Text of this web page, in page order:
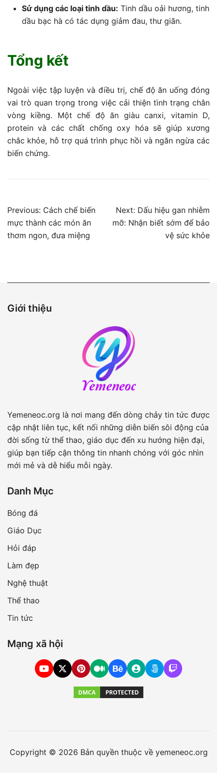
Sử dụng các loại tinh dầu: Tinh dầu oải hương, tinh
dầu bạc hà có tác dụng giảm đau, thư giãn.
Tổng kết
Ngoài việc tập luyện và điều trị, chế độ ăn uống đóng
vai trò quan trọng trong việc cải thiện tình trạng chân
vòng kiềng. Một chế độ ăn giàu canxi, vitamin D,
protein và các chất chống oxy hóa sẽ giúp xương
chắc khỏe, hỗ trợ quá trình phục hồi và ngăn ngừa các
biến chứng.
Điều
hướng
Previous: Cách chế biến
mực thành các món ăn
thơm ngon, đưa miệng
Next: Dấu hiệu gan nhiễm
mỡ: Nhận biết sớm để bảo
vệ sức khỏe
Giới thiệu
Yemeneoc.org là nơi mang đến dòng chảy tin tức được
cập nhật liên tục, kết nối những diễn biến sôi động của
đời sống từ thể thao, giáo dục đến xu hướng hiện đại,
giúp bạn tiếp cận thông tin nhanh chóng với góc nhìn
mới mẻ và dễ hiểu mỗi ngày.
Danh Mục
Bóng đá
Giáo Dục
Hỏi đáp
Làm đẹp
Nghệ thuật
Thể thao
Tin tức
Mạng xã hội
Copyright © 2026 Bản quyền thuộc về yemeneoc.org